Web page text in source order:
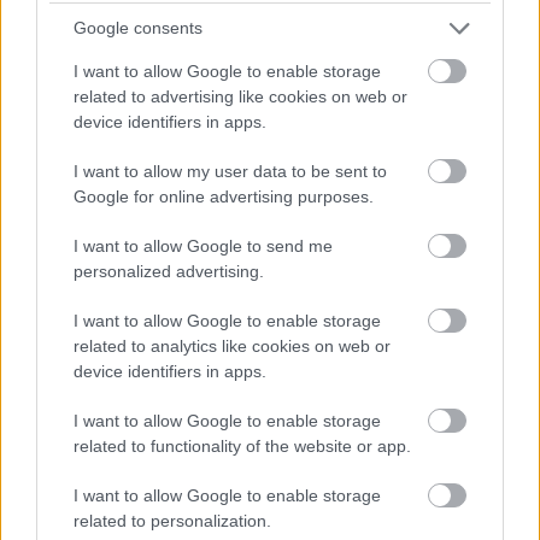
Google consents
I want to allow Google to enable storage
related to advertising like cookies on web or
device identifiers in apps.
I want to allow my user data to be sent to
Google for online advertising purposes.
I want to allow Google to send me
personalized advertising.
I want to allow Google to enable storage
related to analytics like cookies on web or
device identifiers in apps.
I want to allow Google to enable storage
related to functionality of the website or app.
I want to allow Google to enable storage
related to personalization.
majd, mert rossz utakon bódorog. Igen ám,
csakhogy akkor már tanáraink voltak
Kolozsváron Kovács György, Tompa Miklós
és Delly Ferenc is. Jött Kovács György és
leszerződtetnének Vásárhelyre. Hát én nem
tudom elmondani magának, hogy ez akkor
mit jelentett. Akkor volt a Székely Színház a
csúcson. Elmondhatatlanul boldog voltam.
majd telefonálnak, amikor jönni kell. Telt az
idő azonban, és már szeptember lett, de
engem még mindig nem hívtak, miközben a
többi osztálytársam már mind elhelyezkedett
valahol. Kétszer is felhívtam Tompát, ő
azonban annyit mondott, maradjak csak
nyugodtan, ő majd telefonál. Én azonban
fogtam magam és szeptember 11-én felültem